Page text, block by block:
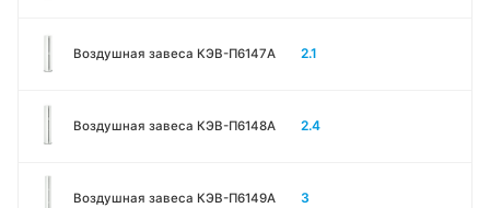
Воздушная завеса КЭВ-П6147A 2.1
Воздушная завеса КЭВ-П6148A 2.4
Воздушная завеса КЭВ-П6149A 3